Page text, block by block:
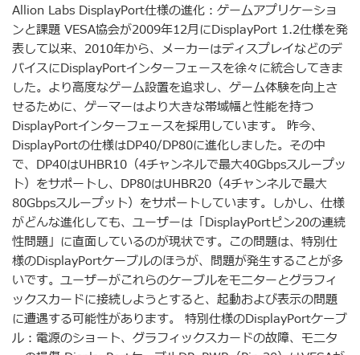
Allion Labs DisplayPort仕様の進化：ゲームアプリケーショ
ンと課題 VESA協会が2009年12月にDisplayPort 1.2仕様を発
表して以来、2010年から、メーカーはディスプレイなどのデ
バイスにDisplayPortインターフェースを徐々に統合してきま
した。より高度なゲーム設置を追求し、ゲーム体験を向上さ
せるために、ゲーマーはより大きな帯域幅と性能を持つ
DisplayPortインターフェースを採用しています。 昨今、
DisplayPortの仕様はDP40/DP80に進化しました。その中
で、DP40はUHBR10（4チャンネルで最大40Gbpsスループッ
ト）をサポートし、DP80はUHBR20（4チャンネルで最大
80Gbpsスループット）をサポートしています。しかし、仕様
がどんな進化しても、ユーザーは「DisplayPortピン20の連続
性問題」に直面しているのが現状です。この問題は、特別仕
様のDisplayPortケーブルのほうが、問題が発生することが多
いです。ユーザーがこれらのケーブルをモニターとグラフィ
ックスカードに接続しようとすると、起動および表示の問題
に遭遇する可能性があります。 特別仕様のDisplayPortケーブ
ル：電源のショート、グラフィックスカードの故障、モニタ